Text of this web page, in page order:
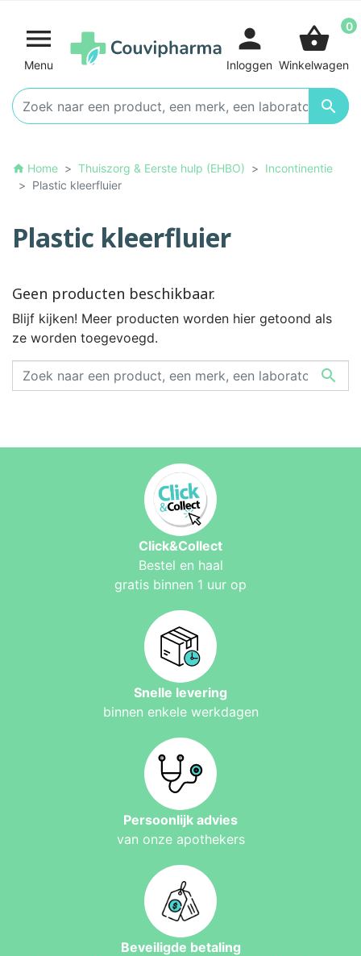

Menu

person
Inloggen
shopping_basket 0
Winkelwagen
home Home Thuiszorg & Eerste hulp (EHBO)
Incontinentie
Plastic kleerfluier
Plastic kleerfluier
Geen producten beschikbaar.
Blijf kijken! Meer producten worden hier getoond als
ze worden toegevoegd.

Click&Collect
Bestel en haal
gratis binnen 1 uur op
Snelle levering
binnen enkele werkdagen
Persoonlijk advies
van onze apothekers
Beveiligde betaling